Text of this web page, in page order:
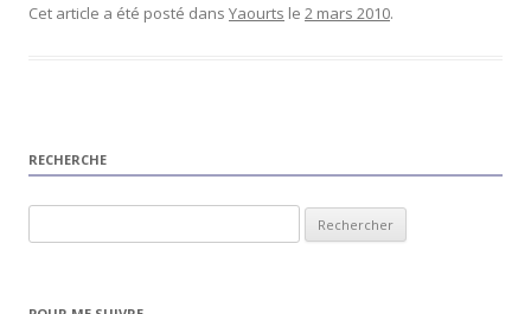
Cet article a été posté dans Yaourts le 2 mars 2010.
RECHERCHE